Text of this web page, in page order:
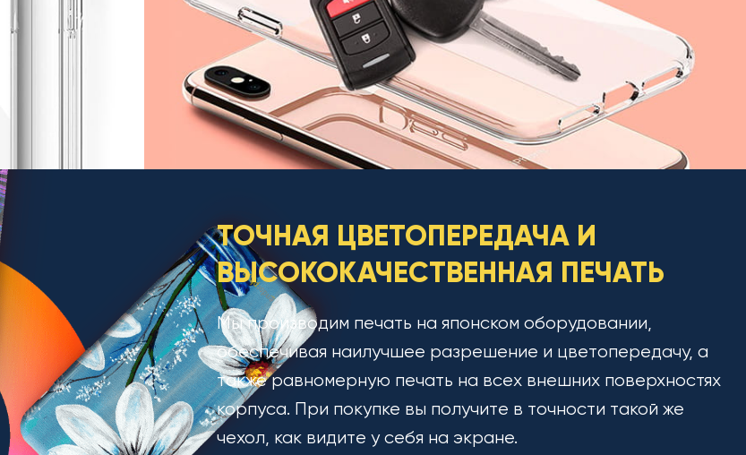
ТОЧНАЯ ЦВЕТОПЕРЕДАЧА И
ВЫСОКОКАЧЕСТВЕННАЯ ПЕЧАТЬ
Мы производим печать на японском оборудовании,
обеспечивая наилучшее разрешение и цветопередачу, а
также равномерную печать на всех внешних поверхностях
корпуса. При покупке вы получите в точности такой же
чехол, как видите у себя на экране.